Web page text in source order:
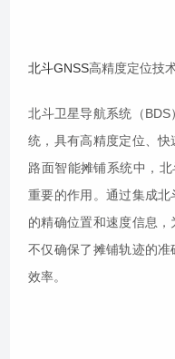
北斗GNSS高精度定位技
北斗卫星导航系统（
统，具有高精度定位、
路面智能摊铺系统中，
重要的作用。通过集成
的精确位置和速度信息
不仅确保了摊铺轨迹的
效率。